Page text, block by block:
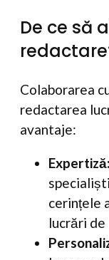
De ce să
Colaborarea
redactarea
avantaje:
Expertiză:
cerințele
lucrări de